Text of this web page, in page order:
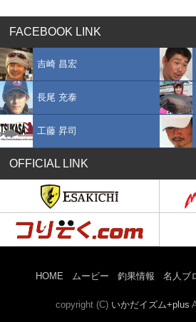
FACEBOOK LINK
吉崎 昌宏
長尾 充泰
工藤 昇司
OFFICIAL LINK
HOME ムービー 釣果情報 名人ブ
copyright (C) いかだイズム+plus